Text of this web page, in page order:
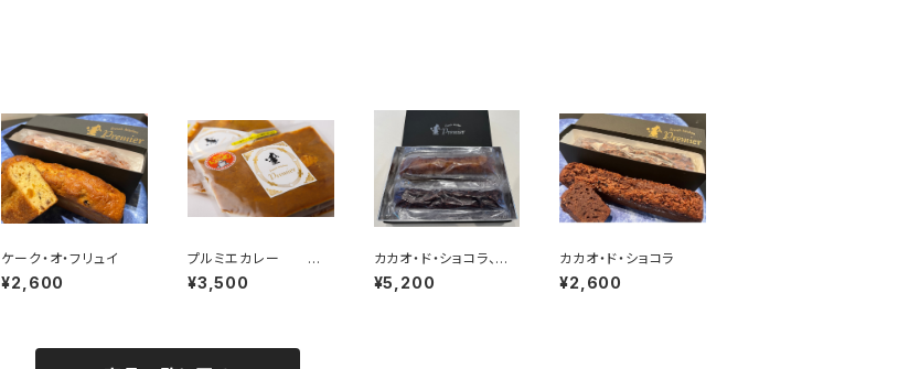
ケーク・オ・フリュイ
¥2,600
プルミエカレー 4
個入(1人前×4)
¥3,500
カカオ・ド・ショコラ、ケ
ーク・オ・フリュイ セッ
ト
¥5,200
カカオ・ド・ショコラ
¥2,600